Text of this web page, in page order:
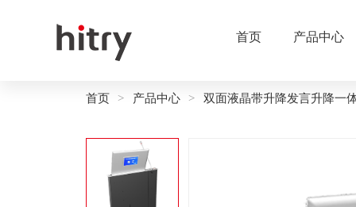
首页 产品中心
首页 > 产品中心 > 双面液晶带升降发言升降一